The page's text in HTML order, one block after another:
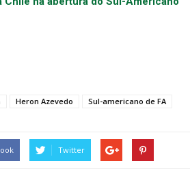
Heron Azevedo Sul-americano de FA
Twitter